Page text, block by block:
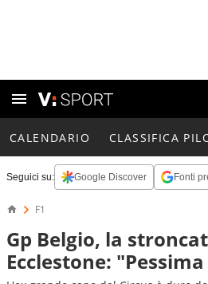
CALENDARIO CLASSIFICA
Seguici su: Google Discover Fonti
F1
Gp Belgio, la
Ecclestone: